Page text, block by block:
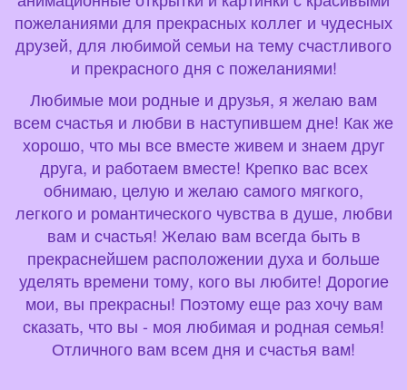
пожеланиями для прекрасных коллег и чудесных
друзей, для любимой семьи на тему счастливого
и прекрасного дня с пожеланиями!
Любимые мои родные и друзья, я желаю вам
всем счастья и любви в наступившем дне! Как же
хорошо, что мы все вместе живем и знаем друг
друга, и работаем вместе! Крепко вас всех
обнимаю, целую и желаю самого мягкого,
легкого и романтического чувства в душе, любви
вам и счастья! Желаю вам всегда быть в
прекраснейшем расположении духа и больше
уделять времени тому, кого вы любите! Дорогие
мои, вы прекрасны! Поэтому еще раз хочу вам
сказать, что вы - моя любимая и родная семья!
Отличного вам всем дня и счастья вам!